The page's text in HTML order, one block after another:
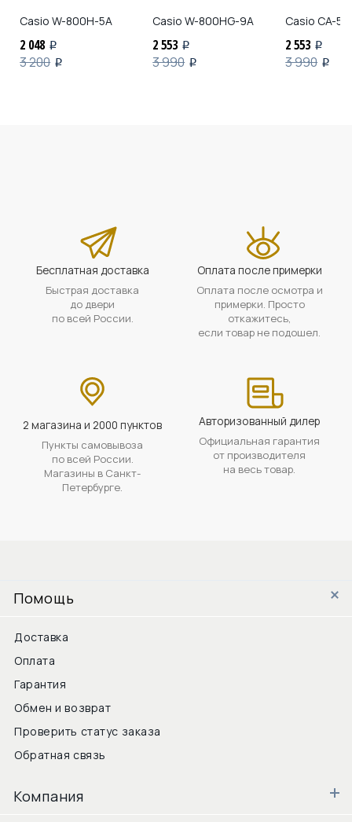
Casio W-800H-5A
2 048 i
3 200 i
CasioW-800HG-9A
2 553 i
3 990 i
Casio CA-
2 553 i
3 990 i
Бесплатная доставка
Быстрая доставка
до двери
по всей России.
Оплата после примерки
Оплата после осмотра и
примерки. Просто
откажитесь,
если товар не подошел.
2 магазина и 2000 пунктов
Пункты самовывоза
по всей России.
Магазины в Санкт-
Петербурге.
Авторизованный дилер
Официальная гарантия
от производителя
на весь товар.
Помощь
Доставка
Оплата
Гарантия
Обмен и возврат
Проверить статус заказа
Обратная связь
Компания